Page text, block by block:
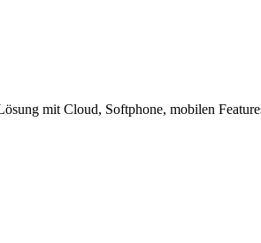
mit Cloud, Softphone, mobilen